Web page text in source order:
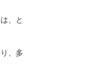
、と
、多